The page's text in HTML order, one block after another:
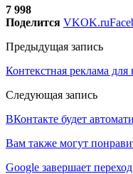
7 998
Поделится VKOK.ru
Предыдущая запись
Контекстная реклама
Следующая запись
ВКонтакте будет
Вам также могут
Google завершает